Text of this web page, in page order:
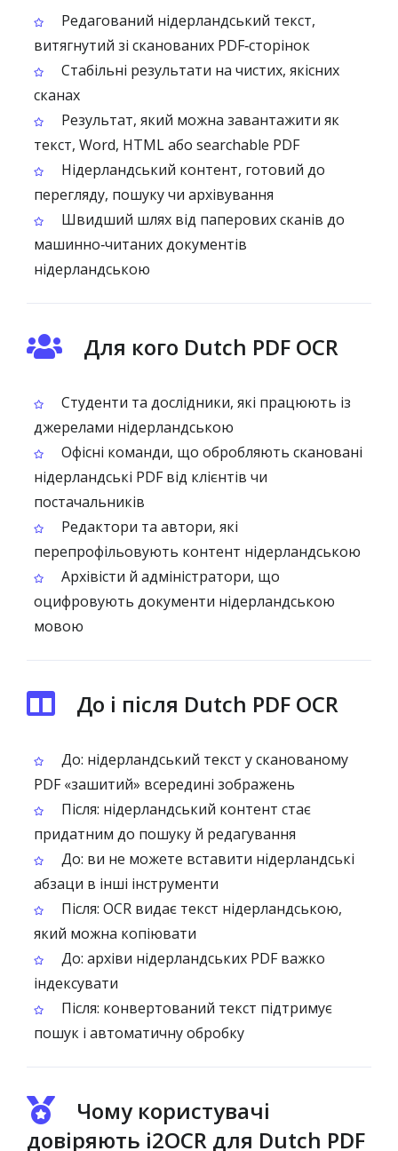
Редагований нідерландський текст,
витягнутий зі сканованих PDF‑сторінок
Стабільні результати на чистих, якісних
сканах
Результат, який можна завантажити як
текст, Word, HTML або searchable PDF
Нідерландський контент, готовий до
перегляду, пошуку чи архівування
Швидший шлях від паперових сканів до
машинно‑читаних документів
нідерландською
Для кого Dutch PDF OCR
Студенти та дослідники, які працюють із
джерелами нідерландською
Офісні команди, що обробляють скановані
нідерландські PDF від клієнтів чи
постачальників
Редактори та автори, які
перепрофільовують контент нідерландською
Архівісти й адміністратори, що
оцифровують документи нідерландською
мовою
До і після Dutch PDF OCR
До: нідерландський текст у сканованому
PDF «зашитий» всередині зображень
Після: нідерландський контент стає
придатним до пошуку й редагування
До: ви не можете вставити нідерландські
абзаци в інші інструменти
Після: OCR видає текст нідерландською,
який можна копіювати
До: архіви нідерландських PDF важко
індексувати
Після: конвертований текст підтримує
пошук і автоматичну обробку
Чому користувачі
довіряють i2OCR для Dutch PDF